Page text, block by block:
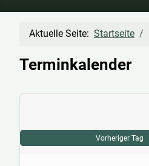
Aktuelle Seite: Startseite
Terminkalender
Vorheriger Tag